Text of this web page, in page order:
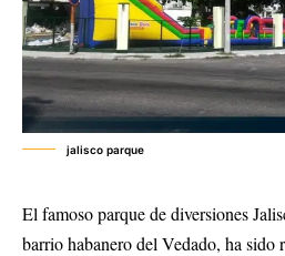
jalisco parque
El famoso parque de diversiones
barrio habanero del Vedado, ha sido